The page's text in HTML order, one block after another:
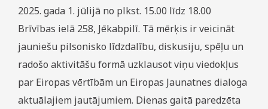
2025. gada 1. jūlijā no plkst. 15.00 līdz 18.00
Brīvības ielā 258, Jēkabpilī. Tā mērķis ir veicināt
jauniešu pilsonisko līdzdalību, diskusiju, spēļu un
radošo aktivitāšu formā uzklausot viņu viedokļus
par Eiropas vērtībām un Eiropas Jaunatnes dialoga
aktuālajiem jautājumiem. Dienas gaitā paredzēta